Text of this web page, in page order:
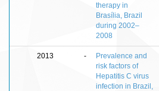
therapy in
Brasília, Brazil
during 2002–
2008
2013 -
Prevalence and
risk factors of
Hepatitis C virus
infection in Brazil,